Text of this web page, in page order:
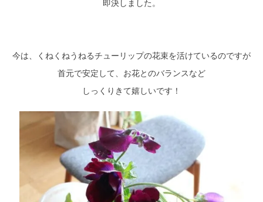
即決しました。
今は、くねくねうねるチューリップの花束を活けているのですが
首元で安定して、お花とのバランスなど
しっくりきて嬉しいです！